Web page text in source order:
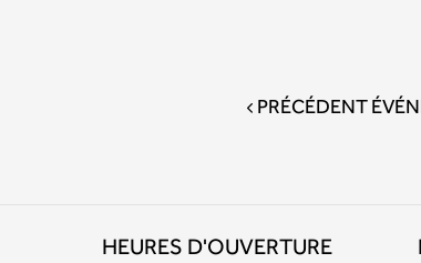
PRÉCÉDENT
HEURES D'OUVERTURE